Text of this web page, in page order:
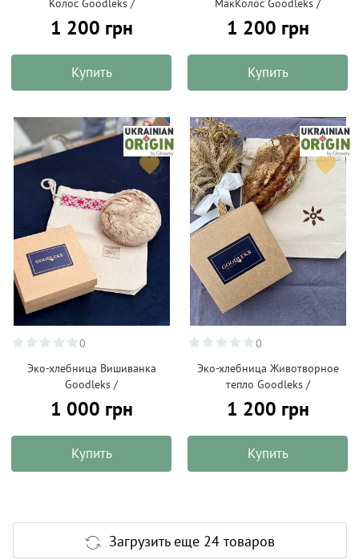
Колос Goodleks /
1 200 грн
Купить
МакКолос Goodleks /
1 200 грн
Купить
0
Эко-хлебница Вишиванка
Goodleks /
1 000 грн
Купить
0
Эко-хлебница Животворное
тепло Goodleks /
1 200 грн
Купить
Загрузить еще 24 товаров